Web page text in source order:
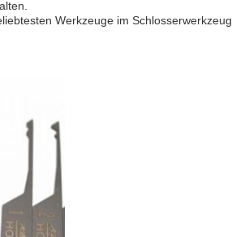
Werkzeuge im Schlosserwerkzeug.